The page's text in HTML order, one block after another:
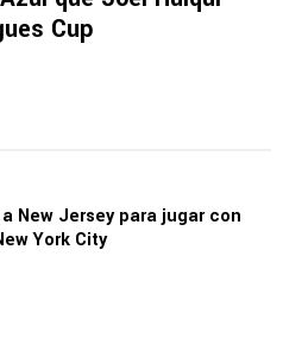
Cup
New Jersey para jugar con
York City